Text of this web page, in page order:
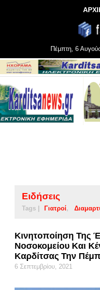
Πέμπτη, 6
Ειδήσεις
Tags | Γιατροί
Κινητοποίηση Της
Νοσοκομείου Και
Καρδίτσας Την
6 Σεπτεμβρίου, 2021